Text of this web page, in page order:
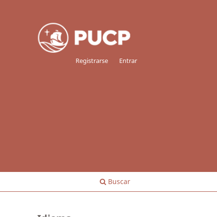
Buscar
Registrarse Entrar